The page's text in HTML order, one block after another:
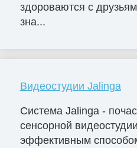
здороваются с
зна...
Видеостудии Jalinga
Система Jalinga -
сенсорной
эффективным